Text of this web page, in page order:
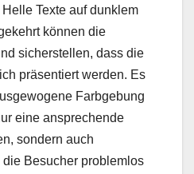
Texte auf dunklem
können die
sicherstellen, dass die
präsentiert werden. Es
Farbgebung
eine ansprechende
sondern auch
Besucher problemlos